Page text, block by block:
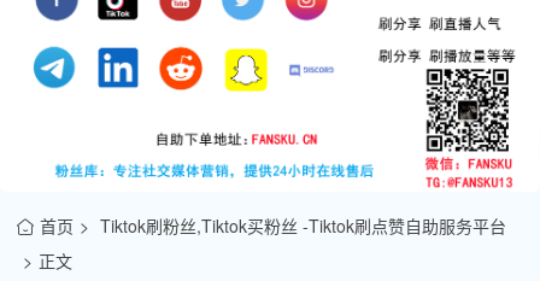
首页
Tiktok刷粉丝,Tiktok买粉丝 -Tiktok刷点赞自助服务平台
正文